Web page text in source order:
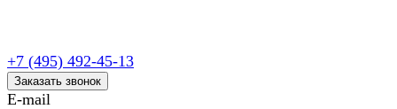
+7 (495) 492-45-13
Заказать звонок
E-mail